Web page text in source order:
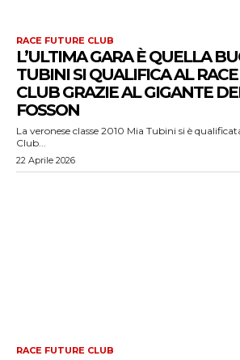
RACE FUTURE CLUB
L’ULTIMA GARA È QUELLA
TUBINI SI QUALIFICA AL
CLUB GRAZIE AL GIGANTE
FOSSON
La veronese classe 2010 Mia Tubini si è
Club...
22 Aprile 2026
RACE FUTURE CLUB